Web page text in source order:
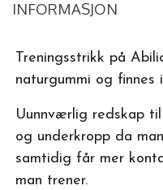
INFORMASJON
Treningsstrikk på
naturgummi og finnes
Uunnværlig redskap
og underkropp da
samtidig får mer
man trener.